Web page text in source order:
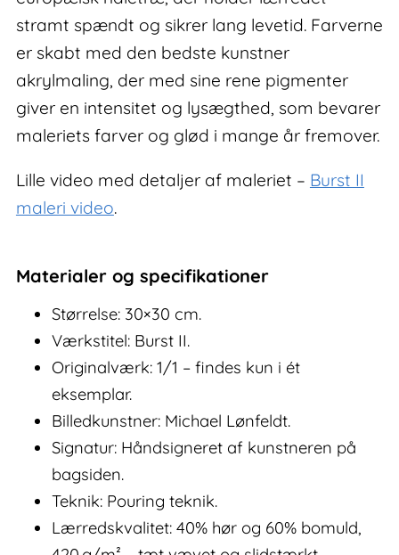
stramt spændt og sikrer lang levetid. Farverne
er skabt med den bedste kunstner
akrylmaling, der med sine rene pigmenter
giver en intensitet og lysægthed, som bevarer
maleriets farver og glød i mange år fremover.
Lille video med detaljer af maleriet – Burst II
maleri video.
Materialer og specifikationer
Størrelse: 30×30 cm.
Værkstitel: Burst II.
Originalværk: 1/1 – findes kun i ét
eksemplar.
Billedkunstner: Michael Lønfeldt.
Signatur: Håndsigneret af kunstneren på
bagsiden.
Teknik: Pouring teknik.
Lærredskvalitet: 40% hør og 60% bomuld,